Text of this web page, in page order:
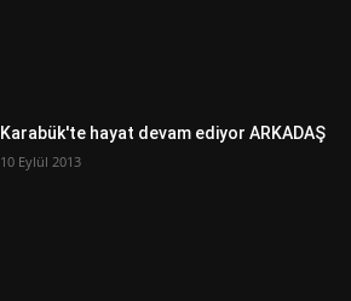
Karabük'te hayat devam ediyor ARKADAŞ
10 Eylül 2013